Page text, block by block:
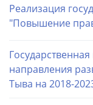
Реализация
"Повышение
направления
Тыва на 2018-